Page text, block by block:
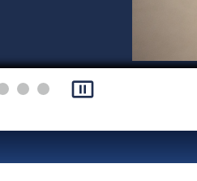
pause_presentation